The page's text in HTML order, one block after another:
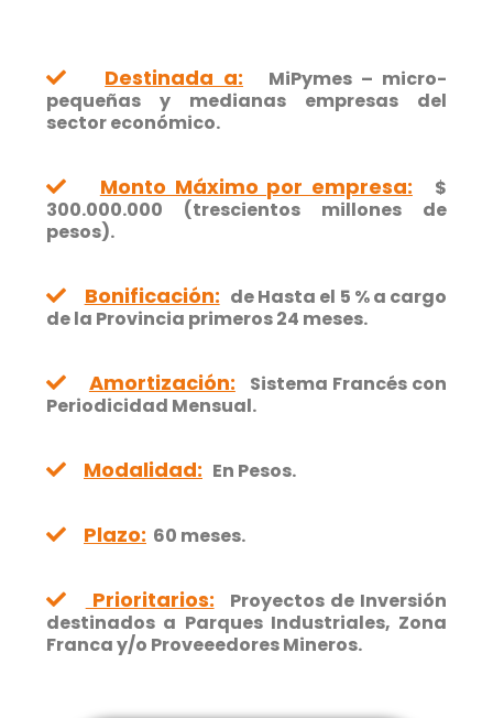
Destinada a: MiPymes – micro-
pequeñas y medianas empresas del
sector económico.
Monto Máximo por empresa: $
300.000.000 (trescientos millones de
pesos).
Bonificación: de Hasta el 5 % a cargo
de la Provincia primeros 24 meses.
Amortización: Sistema Francés con
Periodicidad Mensual.
Modalidad: En Pesos.
Plazo: 60 meses.
Prioritarios: Proyectos de Inversión
destinados a Parques Industriales, Zona
Franca y/o Proveeedores Mineros.